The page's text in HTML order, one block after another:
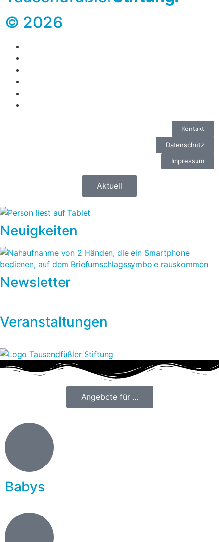
© 2026
Kontakt
Datenschutz
Impressum
Aktuell
Neuigkeiten
Newsletter
Veranstaltungen
Angebote für ...
Babys